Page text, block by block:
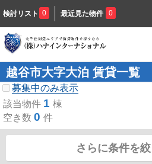
検討リスト 0 最近見た物件 0
越谷市大字大泊 賃貸一覧
募集中のみ表示
該当物件 1 棟
空き数 0 件
さらに条件を